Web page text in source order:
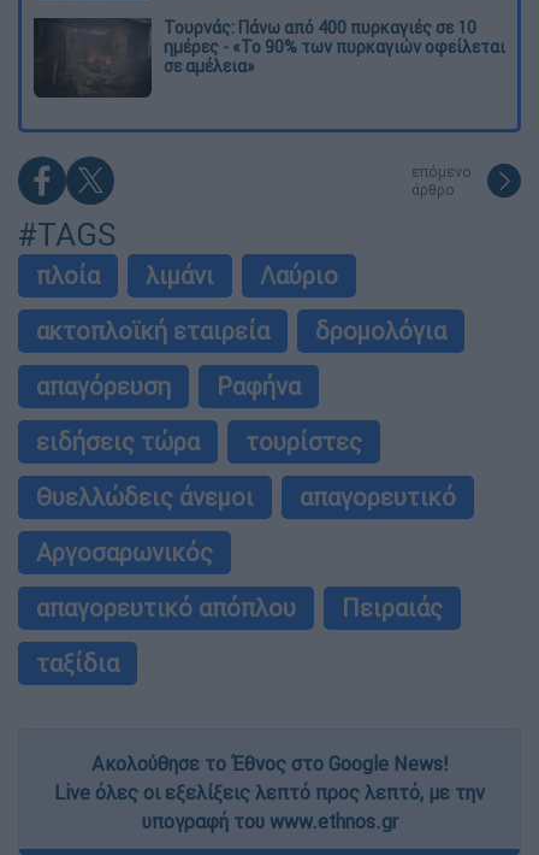
Τουρνάς: Πάνω από 400 πυρκαγιές σε 10
ημέρες - «Το 90% των πυρκαγιών οφείλεται
σε αμέλεια»
επόμενο
άρθρο
#TAGS
πλοία λιμάνι
Λαύριο
ακτοπλοϊκή εταιρεία
δρομολόγια
απαγόρευση
Ραφήνα
ειδήσεις τώρα
τουρίστες
Θυελλώδεις άνεμοι
απαγορευτικό
Αργοσαρωνικός
απαγορευτικό απόπλου
Πειραιάς
ταξίδια
Ακολούθησε το Έθνος στο Google News!
Live όλες οι εξελίξεις λεπτό προς λεπτό, με την
υπογραφή του www.ethnos.gr